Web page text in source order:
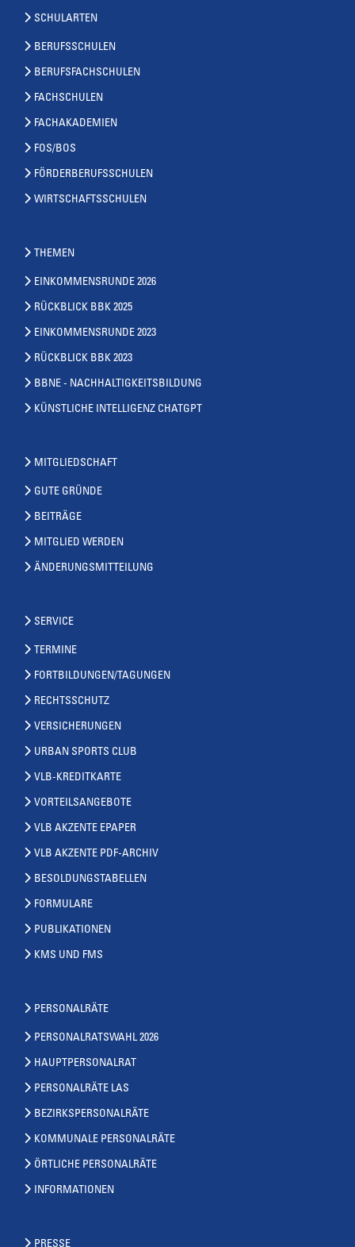
SCHULARTEN
BERUFSSCHULEN
BERUFSFACHSCHULEN
FACHSCHULEN
FACHAKADEMIEN
FOS/BOS
FÖRDERBERUFSSCHULEN
WIRTSCHAFTSSCHULEN
THEMEN
EINKOMMENSRUNDE 2026
RÜCKBLICK BBK 2025
EINKOMMENSRUNDE 2023
RÜCKBLICK BBK 2023
BBNE - NACHHALTIGKEITSBILDUNG
KÜNSTLICHE INTELLIGENZ CHATGPT
MITGLIEDSCHAFT
GUTE GRÜNDE
BEITRÄGE
MITGLIED WERDEN
ÄNDERUNGSMITTEILUNG
SERVICE
TERMINE
FORTBILDUNGEN/TAGUNGEN
RECHTSSCHUTZ
VERSICHERUNGEN
URBAN SPORTS CLUB
VLB-KREDITKARTE
VORTEILSANGEBOTE
VLB AKZENTE EPAPER
VLB AKZENTE PDF-ARCHIV
BESOLDUNGSTABELLEN
FORMULARE
PUBLIKATIONEN
KMS UND FMS
PERSONALRÄTE
PERSONALRATSWAHL 2026
HAUPTPERSONALRAT
PERSONALRÄTE LAS
BEZIRKSPERSONALRÄTE
KOMMUNALE PERSONALRÄTE
ÖRTLICHE PERSONALRÄTE
INFORMATIONEN